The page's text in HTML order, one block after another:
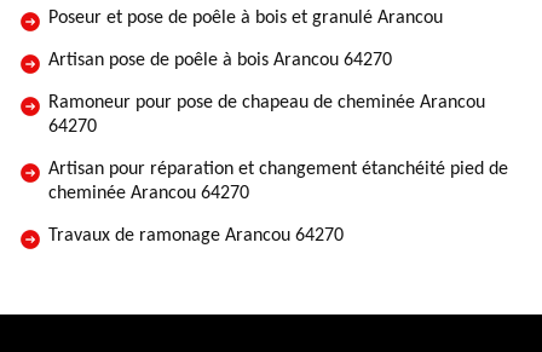
Poseur et pose de poêle à bois et granulé Arancou
Artisan pose de poêle à bois Arancou 64270
Ramoneur pour pose de chapeau de cheminée Arancou
64270
Artisan pour réparation et changement étanchéité pied de
cheminée Arancou 64270
Travaux de ramonage Arancou 64270